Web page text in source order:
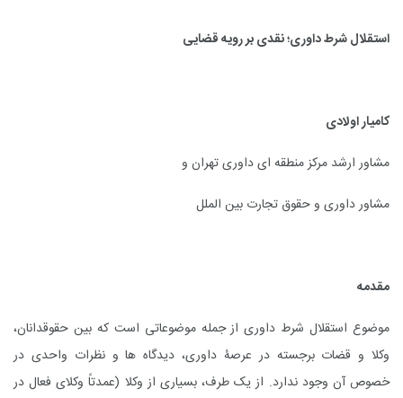
استقلال شرط داوری؛ نقدی بر رویه قضایی
کامیار اولادی
مشاور ارشد مرکز منطقه ای داوری تهران و
مشاور داوری و حقوق تجارت بین الملل
مقدمه
موضوع استقلال شرط داوری از جمله موضوعاتی است که بین حقوقدانان،
وکلا و قضات برجسته در عرصۀ داوری، دیدگاه ها و نظرات واحدی در
خصوص آن وجود ندارد. از یک طرف، بسیاری از وکلا (عمدتاً وکلای فعال در